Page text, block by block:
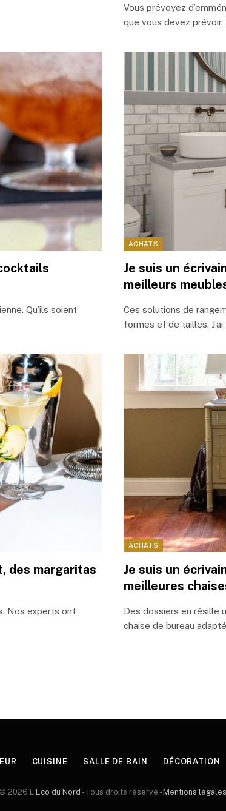
Vous prévoyez
que vous devez
Qu’ils soient
ACHATS
Je suis un
meilleurs
Ces solutions de
formes et de tailles.
des margaritas
Nos experts ont
ACHATS
Je suis un
meilleures
Des dossiers en résille
chaise de bureau
CUISINE SALLE DE BAIN DÉCORATION
© 2026 L'Eco du Nord - Tous droits réservé - Mentions légales